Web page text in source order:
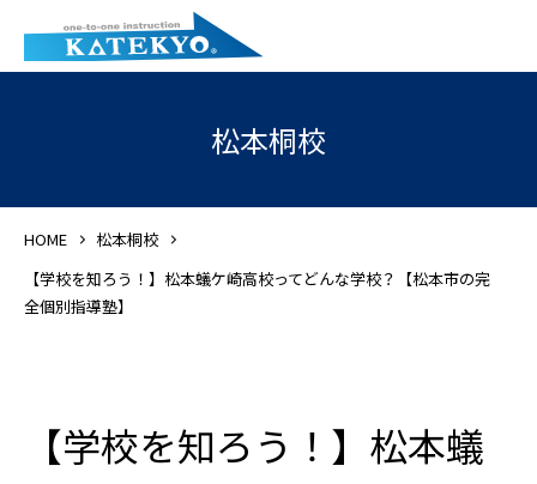
松本桐校
HOME
松本桐校
【学校を知ろう！】松本蟻ケ崎高校ってどんな学校？【松本市の完
全個別指導塾】
【学校を知ろう！】松本蟻